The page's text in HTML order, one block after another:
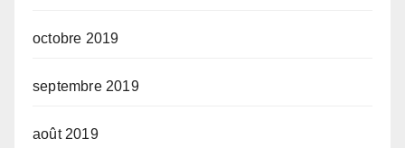
octobre 2019
septembre 2019
août 2019